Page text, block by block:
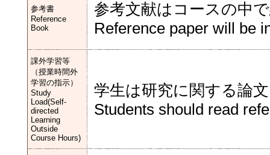
参考書
Reference
Book
参考文献はコースの中
Reference paper will be
課外学習等
（授業時間外
学習の指示）
Study
Load(Self-
directed
Learning
Outside
Course Hours)
学生は研究に関する論
Students should read